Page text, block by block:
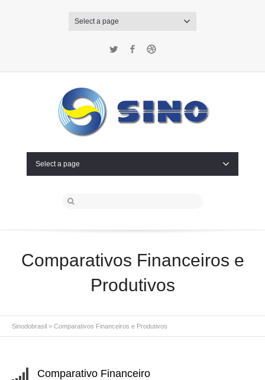
Select a page
Twitter Facebook
Select a page
Comparativos Financeiros e
Produtivos
Sinodobrasil > Comparativos Financeiros e Produtivos
Comparativo Financeiro